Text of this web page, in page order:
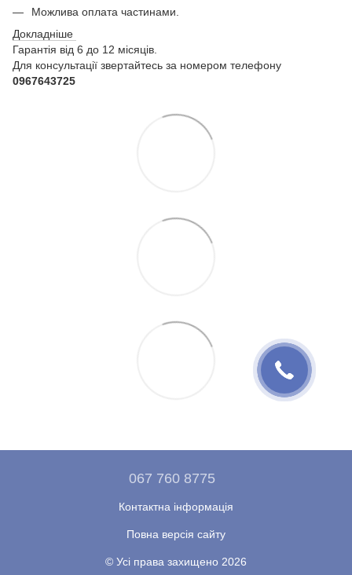
Можлива оплата частинами.
Докладніше
Гарантія від 6 до 12 місяців.
Для консультації звертайтесь за номером телефону
0967643725
067 760 8775
Контактна інформація
Повна версія сайту
© Усі права захищено 2026